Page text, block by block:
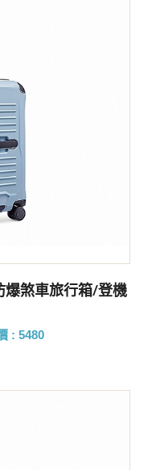
煞車旅行箱/登機
: 5480